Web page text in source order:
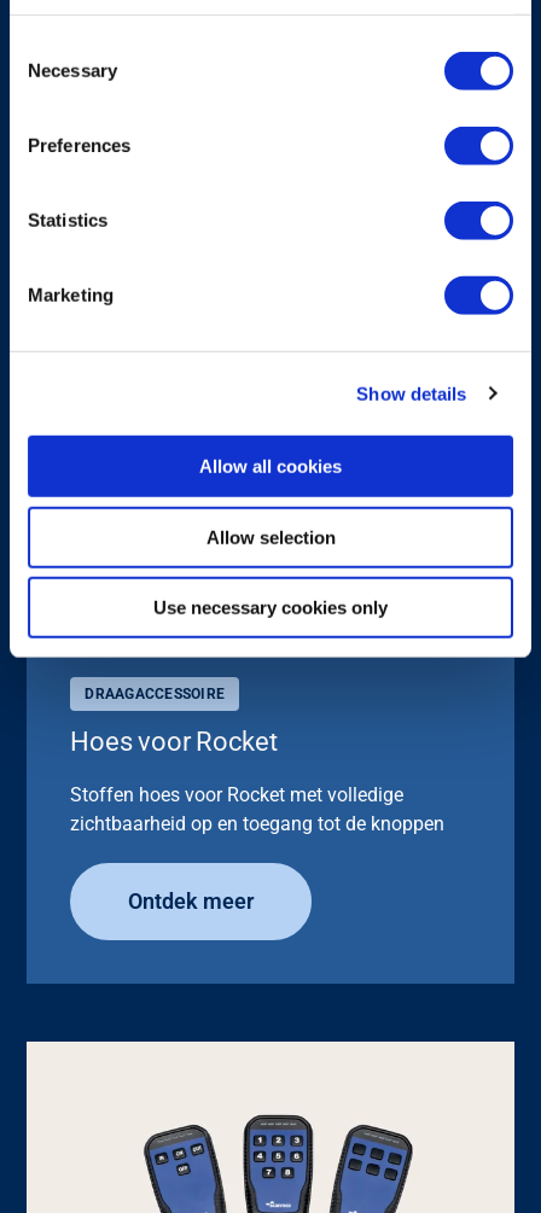
Selection
Necessary
Preferences
Statistics
Marketing
Show details
Allow all cookies
Allow selection
Use necessary cookies only
optioneel display, functionele veiligheid en een
betrouwbare machinebesturing.
DRAAGACCESSOIRE
Hoes voor Rocket
Stoffen hoes voor Rocket met volledige
zichtbaarheid op en toegang tot de knoppen
Ontdek meer